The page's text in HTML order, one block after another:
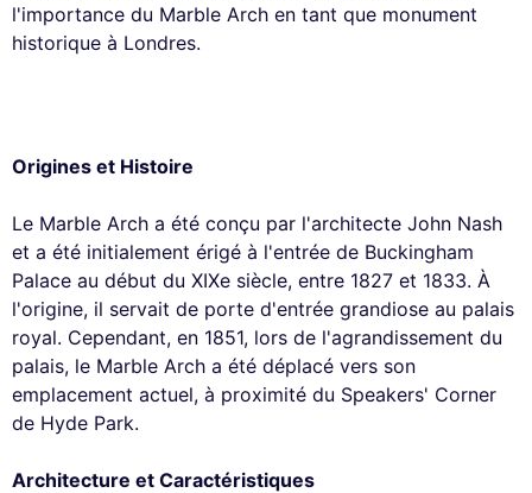
l'importance du Marble Arch en tant que monument
historique à Londres.
Origines et Histoire
Le Marble Arch a été conçu par l'architecte John Nash
et a été initialement érigé à l'entrée de Buckingham
Palace au début du XIXe siècle, entre 1827 et 1833. À
l'origine, il servait de porte d'entrée grandiose au palais
royal. Cependant, en 1851, lors de l'agrandissement du
palais, le Marble Arch a été déplacé vers son
emplacement actuel, à proximité du Speakers' Corner
de Hyde Park.
Architecture et Caractéristiques